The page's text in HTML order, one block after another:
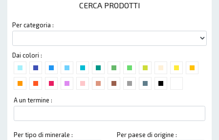
CERCA PRODOTTI
Per categoria :
Dai colori :
A un termine :
Per tipo di minerale : Per paese di origine :